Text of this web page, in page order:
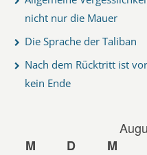
nicht nur die Mauer
Die Sprache der Taliban
Nach dem Rücktritt ist
kein Ende
M
D M